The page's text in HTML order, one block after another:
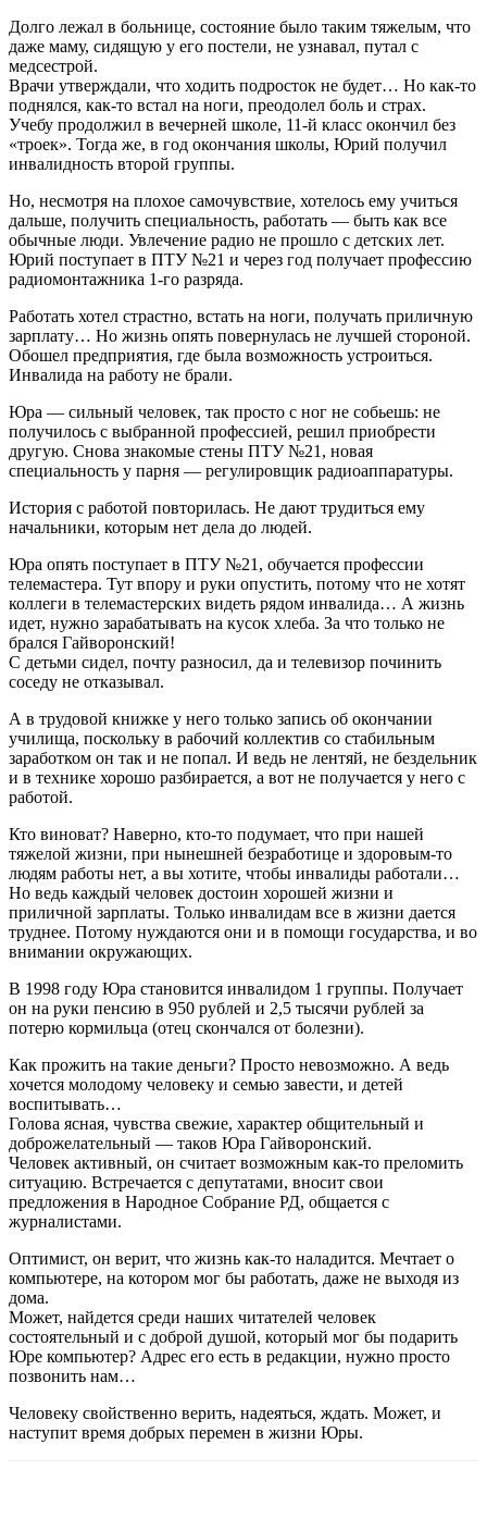
Долго лежал в больнице, состояние было таким тяжелым, что
даже маму, сидящую у его постели, не узнавал, путал с
медсестрой.
Врачи утверждали, что ходить подросток не будет… Но как-то
поднялся, как-то встал на ноги, преодолел боль и страх.
Учебу продолжил в вечерней школе, 11-й класс окончил без
«троек». Тогда же, в год окончания школы, Юрий получил
инвалидность второй группы.
Но, несмотря на плохое самочувствие, хотелось ему учиться
дальше, получить специальность, работать — быть как все
обычные люди. Увлечение радио не прошло с детских лет.
Юрий поступает в ПТУ №21 и через год получает профессию
радиомонтажника 1-го разряда.
Работать хотел страстно, встать на ноги, получать приличную
зарплату… Но жизнь опять повернулась не лучшей стороной.
Обошел предприятия, где была возможность устроиться.
Инвалида на работу не брали.
Юра — сильный человек, так просто с ног не собьешь: не
получилось с выбранной профессией, решил приобрести
другую. Снова знакомые стены ПТУ №21, новая
специальность у парня — регулировщик радиоаппаратуры.
История с работой повторилась. Не дают трудиться ему
начальники, которым нет дела до людей.
Юра опять поступает в ПТУ №21, обучается профессии
телемастера. Тут впору и руки опустить, потому что не хотят
коллеги в телемастерских видеть рядом инвалида… А жизнь
идет, нужно зарабатывать на кусок хлеба. За что только не
брался Гайворонский!
С детьми сидел, почту разносил, да и телевизор починить
соседу не отказывал.
А в трудовой книжке у него только запись об окончании
училища, поскольку в рабочий коллектив со стабильным
заработком он так и не попал. И ведь не лентяй, не бездельник
и в технике хорошо разбирается, а вот не получается у него с
работой.
Кто виноват? Наверно, кто-то подумает, что при нашей
тяжелой жизни, при нынешней безработице и здоровым-то
людям работы нет, а вы хотите, чтобы инвалиды работали…
Но ведь каждый человек достоин хорошей жизни и
приличной зарплаты. Только инвалидам все в жизни дается
труднее. Потому нуждаются они и в помощи государства, и во
внимании окружающих.
В 1998 году Юра становится инвалидом 1 группы. Получает
он на руки пенсию в 950 рублей и 2,5 тысячи рублей за
потерю кормильца (отец скончался от болезни).
Как прожить на такие деньги? Просто невозможно. А ведь
хочется молодому человеку и семью завести, и детей
воспитывать…
Голова ясная, чувства свежие, характер общительный и
доброжелательный — таков Юра Гайворонский.
Человек активный, он считает возможным как-то преломить
ситуацию. Встречается с депутатами, вносит свои
предложения в Народное Собрание РД, общается с
журналистами.
Оптимист, он верит, что жизнь как-то наладится. Мечтает о
компьютере, на котором мог бы работать, даже не выходя из
дома.
Может, найдется среди наших читателей человек
состоятельный и с доброй душой, который мог бы подарить
Юре компьютер? Адрес его есть в редакции, нужно просто
позвонить нам…
Человеку свойственно верить, надеяться, ждать. Может, и
наступит время добрых перемен в жизни Юры.